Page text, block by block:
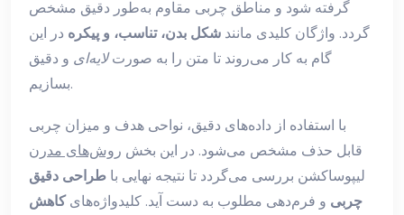
گرفته شود و مناطق چربی مقاوم به‌طور دقیق مشخص
گردد. واژگان کلیدی مانند شکل بدن، تناسب، و پیکره در این
گام به کار می‌روند تا متن را به صورتلایه‌ای و دقیق
بسازیم.
با استفاده از داده‌های دقیق، نواحی هدف و میزان چربی
قابل حذف مشخص می‌شود. در این بخش روش‌های مدرن
لیپوساکشن بررسی می‌گردد تا نتیجه نهایی با طراحی دقیق
چربی و فرم‌دهی مطلوب به دست آید. کلیدواژه‌هایکاهش